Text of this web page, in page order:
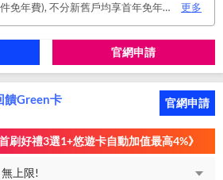
次年年費：2000元(有條件免年費), 不分新舊戶均享首年免年費，第二年起符合以下條件享年費優惠辦法： 1.使用非紙本帳單(電子帳單或行動帳單)終身免年費。 2.前一年消費滿8 萬或 12 次享次年免年費。
更多
官網申請
饋Green卡 官網申請
刷好禮3選1+悠遊卡自動加值最高4%》
上限!